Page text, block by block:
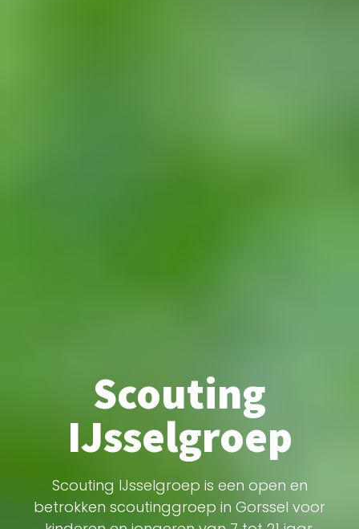
Scouting
IJsselgroep
Scouting IJsselgroep is een open en
betrokken scoutinggroep in Gorssel voor